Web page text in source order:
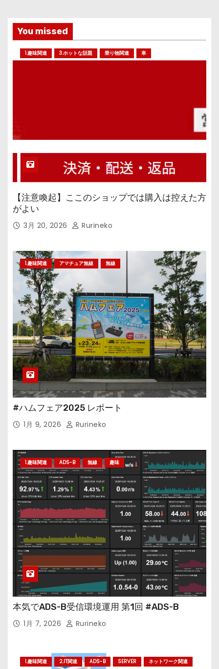
You missed
1.趣味関連 3.ホットな話題 乗り物関連 車
【注意喚起】ここのショップでは購入は控えた方
がよい
3月 20, 2026 Rurineko
1.趣味関連 アマチュア無線 無線
#ハムフェア2025 レポート
1月 9, 2026 Rurineko
1.趣味関連 ADS-B 無線 趣味
本気でADS-B受信環境運用 第1回 #ADS-B
1月 7, 2026 Rurineko
1.趣味関連 2.IT関連 ADS-B SERVER
ネットワーク関連